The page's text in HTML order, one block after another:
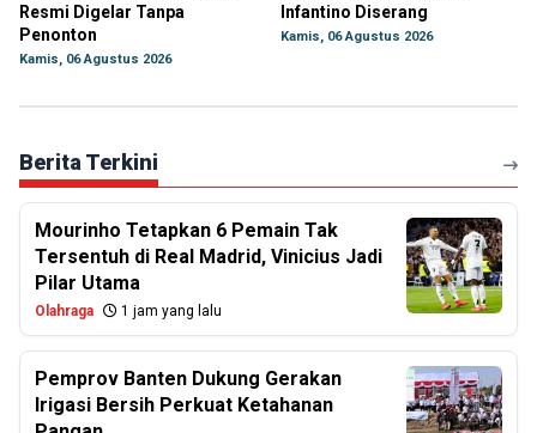
Resmi Digelar Tanpa
Penonton
Kamis, 06 Agustus 2026
Infantino Diserang
Kamis, 06 Agustus 2026
Berita Terkini
Mourinho Tetapkan 6 Pemain Tak
Tersentuh di Real Madrid, Vinicius Jadi
Pilar Utama
Olahraga 1 jam yang lalu
Pemprov Banten Dukung Gerakan
Irigasi Bersih Perkuat Ketahanan